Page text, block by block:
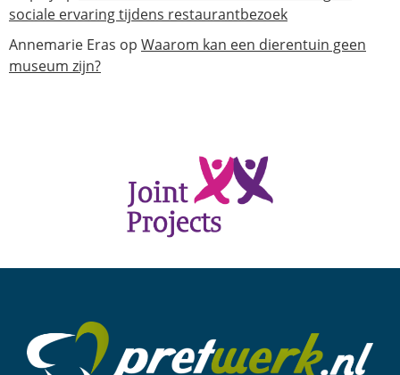
sociale ervaring tijdens restaurantbezoek
Annemarie Eras op Waarom kan een dierentuin geen
museum zijn?